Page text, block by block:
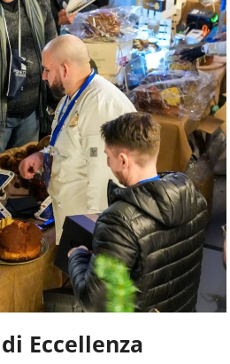
Eccellenza